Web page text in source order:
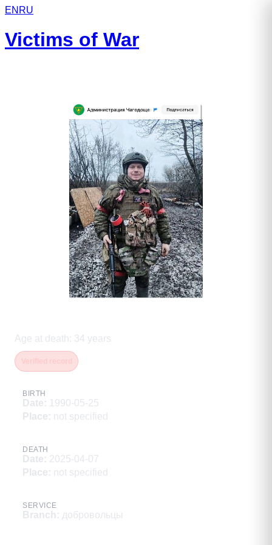
EN RU
Victims of War
Age at death : 34 years
BIRTH
Date: 1990-05-25
Place: not specified
DEATH
Date: 2025-04-07
Place: not specified
SERVICE
Branch : добровольцы